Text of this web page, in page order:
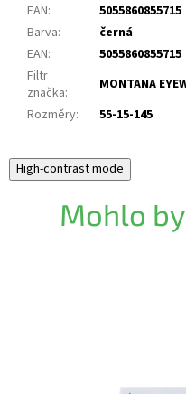
EAN:
5055860855715
Barva:
černá
EAN:
5055860855715
Filtr
značka:
MONTANA
Rozměry: 55-15-145
High-contrast mode
Mohlo